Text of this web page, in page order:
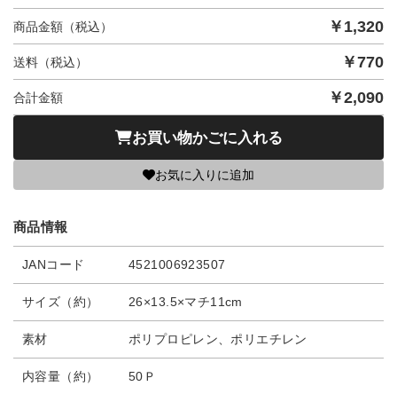
商品金額（税込） ￥ 1,320
送料（税込） ￥770
合計金額 ￥2,090
お買い物かごに入れる
お気に入りに追加
商品情報
JANコード 4521006923507
サイズ（約） 26×13.5×マチ11cm
素材 ポリプロピレン、ポリエチレン
内容量（約） 50Ｐ